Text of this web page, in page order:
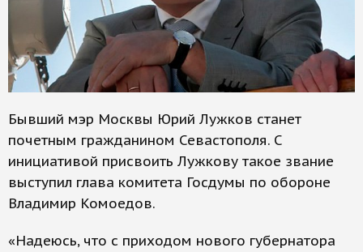
Бывший мэр Москвы Юрий Лужков станет
почетным гражданином Севастополя. С
инициативой присвоить Лужкову такое звание
выступил глава комитета Госдумы по обороне
Владимир Комоедов.
«Надеюсь, что с приходом нового губернатора